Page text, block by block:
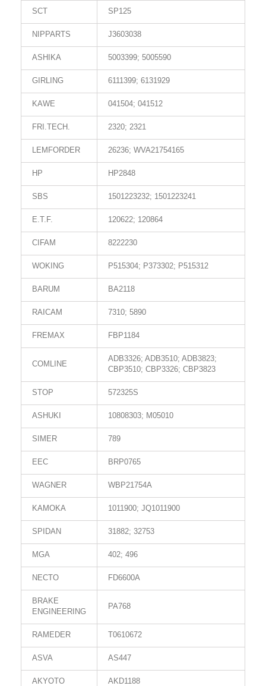
SCT SP125
NIPPARTS J3603038
ASHIKA 5003399; 5005590
GIRLING 6111399; 6131929
KAWE 041504; 041512
FRI.TECH. 2320; 2321
LEMFORDER 26236; WVA21754165
HP HP2848
SBS 1501223232; 1501223241
E.T.F. 120622; 120864
CIFAM 8222230
WOKING P515304; P373302; P515312
BARUM BA2118
RAICAM 7310; 5890
FREMAX FBP1184
COMLINE
ADB3326; ADB3510; ADB3823;
CBP3510; CBP3326; CBP3823
STOP 572325S
ASHUKI 10808303; M05010
SIMER 789
EEC BRP0765
WAGNER WBP21754A
KAMOKA 1011900; JQ1011900
SPIDAN 31882; 32753
MGA 402; 496
NECTO FD6600A
BRAKE
ENGINEERING
PA768
RAMEDER T0610672
ASVA AS447
AKYOTO AKD1188